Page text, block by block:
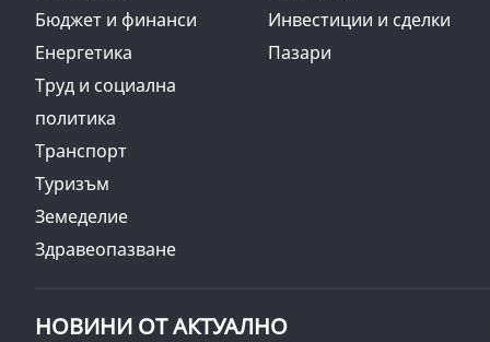
Бюджет и финанси
Енергетика
Труд и социална
политика
Транспорт
Туризъм
Земеделие
Здравеопазване
Инвестиции и сделки
Пазари
НОВИНИ ОТ АКТУАЛНО